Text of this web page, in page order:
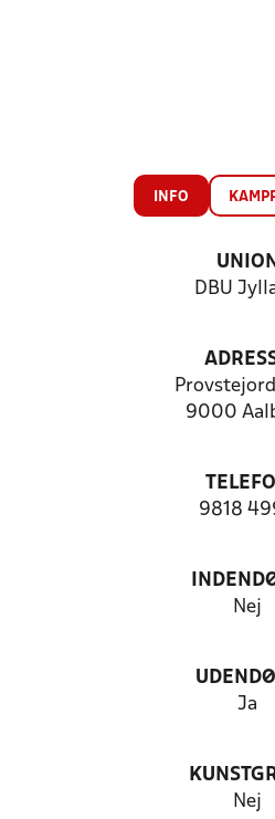
INFO
UNION
DBU
9000
9818
Nej
Ja
Nej